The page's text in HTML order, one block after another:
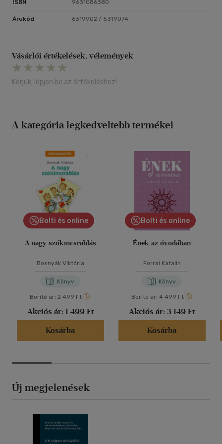
ISBN 9631086380
Árukód 6319902 / 5319074
Vásárlói értékelések, vélemények
Kérjük, lépjen be az értékeléshez!
A kategória legkedveltebb termékei
Bolti és online
A nagy szókincsrablás
Bosnyák Viktória
Könyv
Borító ár: 2 499 Ft
Akciós ár: 1 499 Ft
Kosárba
Bolti és online
Ének az óvodában
Forrai Katalin
Könyv
Borító ár: 4 499 Ft
Akciós ár: 3 149 Ft
Kosárba
Új megjelenések